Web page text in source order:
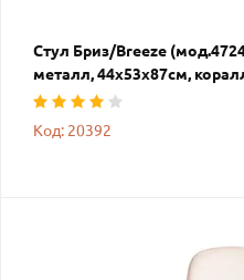
Стул Бриз/Breeze
металл, 44х53х87см,
Код: 20392